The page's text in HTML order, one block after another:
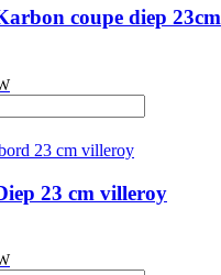
coupe diep 23cm
23 cm villeroy